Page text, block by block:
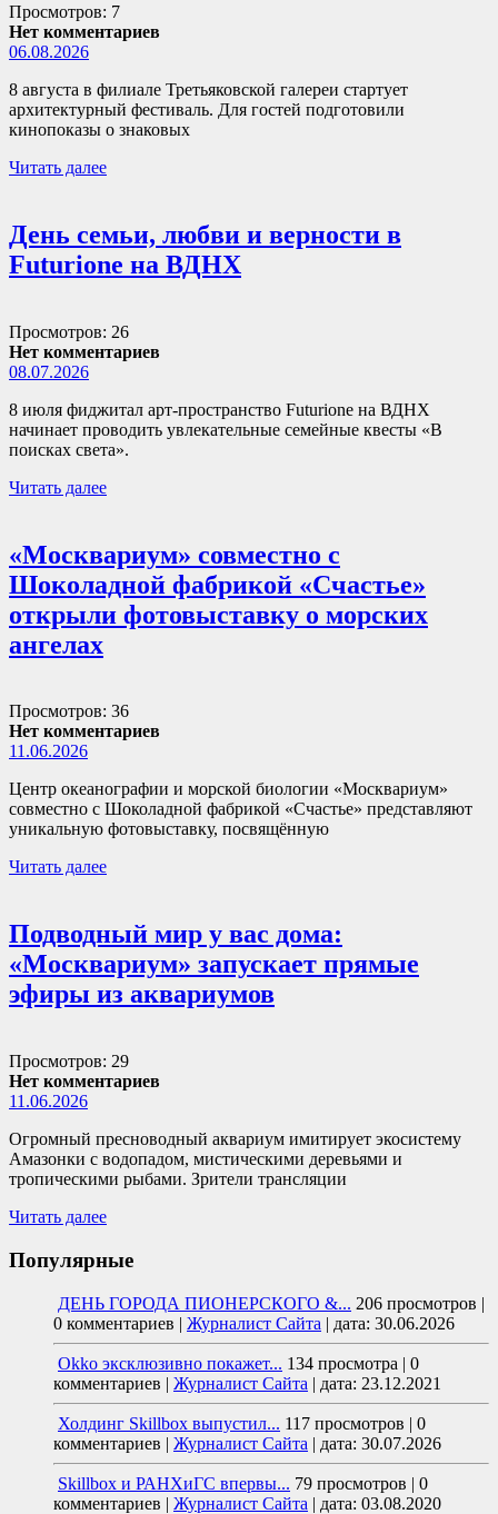
Просмотров: 7
Нет комментариев
06.08.2026
8 августа в филиале Третьяковской галереи стартует
архитектурный фестиваль. Для гостей подготовили
кинопоказы о знаковых
Читать далее
День семьи, любви и верности в
Futurione на ВДНХ
Просмотров: 26
Нет комментариев
08.07.2026
8 июля фиджитал арт-пространство Futurione на ВДНХ
начинает проводить увлекательные семейные квесты «В
поисках света».
Читать далее
«Москвариум» совместно с
Шоколадной фабрикой «Счастье»
открыли фотовыставку о морских
ангелах
Просмотров: 36
Нет комментариев
11.06.2026
Центр океанографии и морской биологии «Москвариум»
совместно с Шоколадной фабрикой «Счастье» представляют
уникальную фотовыставку, посвящённую
Читать далее
Подводный мир у вас дома:
«Москвариум» запускает прямые
эфиры из аквариумов
Просмотров: 29
Нет комментариев
11.06.2026
Огромный пресноводный аквариум имитирует экосистему
Амазонки с водопадом, мистическими деревьями и
тропическими рыбами. Зрители трансляции
Читать далее
Популярные
ДЕНЬ ГОРОДА ПИОНЕРСКОГО &... 206 просмотров |
0 комментариев | Журналист Сайта | дата: 30.06.2026
Okko эксклюзивно покажет... 134 просмотра | 0
комментариев | Журналист Сайта | дата: 23.12.2021
Холдинг Skillbox выпустил... 117 просмотров | 0
комментариев | Журналист Сайта | дата: 30.07.2026
Skillbox и РАНХиГС впервы... 79 просмотров | 0
комментариев | Журналист Сайта | дата: 03.08.2020